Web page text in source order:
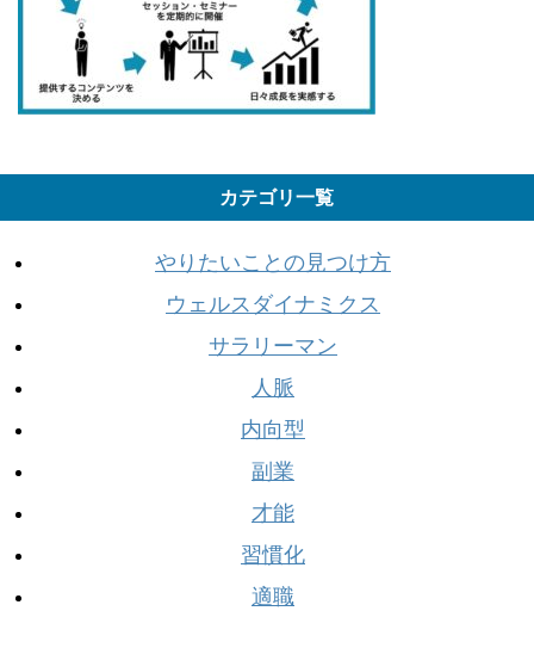
カテゴリ一覧
やりたいことの見つけ方
ウェルスダイナミクス
サラリーマン
人脈
内向型
副業
才能
習慣化
適職